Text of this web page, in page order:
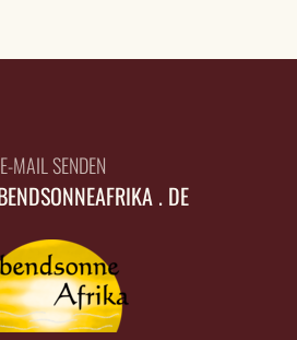
E-MAIL SENDEN
. DE